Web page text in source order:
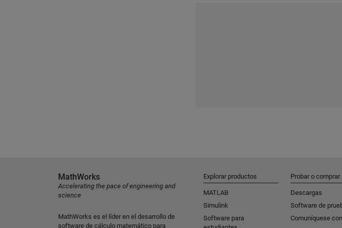
MathWorks
Accelerating the pace of engineering and
science
MathWorks es el líder en el desarrollo de
software de cálculo matemático para
Explorar productos
MATLAB
Simulink
Software para
Probar o comprar
Descargas
Software de
Comuníquese